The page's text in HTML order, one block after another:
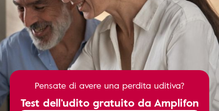
Pensate di avere una perdita uditiva?
Test dell’udito gratuito da Amplifon